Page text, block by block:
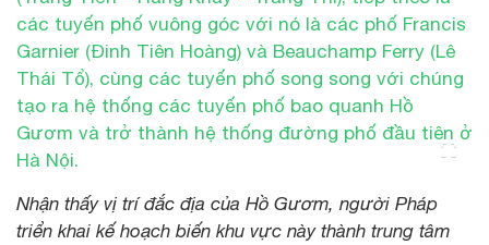
Nhận thấy vị trí đắc địa của Hồ Gươm, người Pháp
triển khai kế hoạch biến khu vực này thành trung tâm